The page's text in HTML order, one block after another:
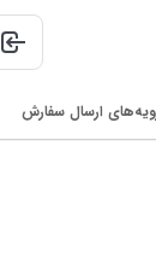
ارسال سفارش